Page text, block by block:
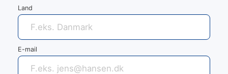
Land
E-mail